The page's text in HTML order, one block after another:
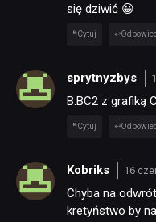
się dziwić 😀
Cytuj
sprytnyzbys
B:BC2 z grafiką
Cytuj
Kobriks 16
Chyba na
kretyństwo by